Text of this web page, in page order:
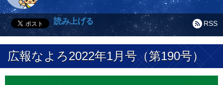
RSS
読み上げる
広報なよろ2022年1月号（第190号）